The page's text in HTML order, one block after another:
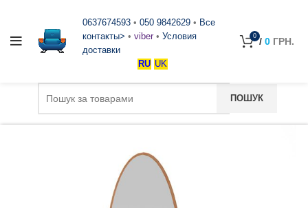
0637674593 • 050 9842629 • Все
контакты> • viber • Условия
доставки
RU UK
0 / 0 ГРН.